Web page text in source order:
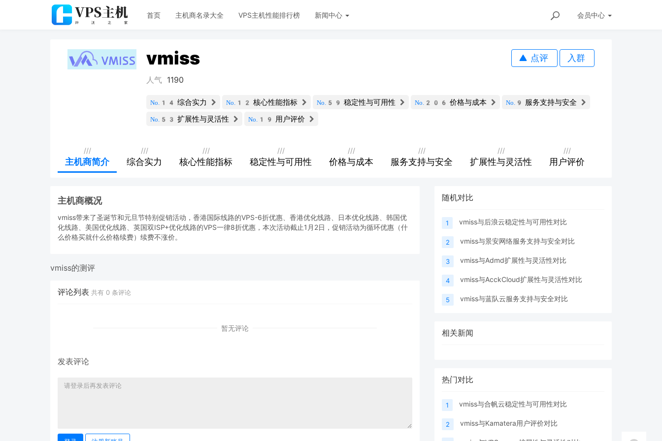
会员中心
首页 主机商名录大全 VPS主机性能排行榜 新闻中心
vmiss 点评 入群
人气 1190
No.14 综合实力 No.12 核心性能指标 No.59 稳定性与可用性 No.206 价格与成本 No.9 服务支持与安全
No.53 扩展性与灵活性 No.19 用户评价
///
主机商简介
///
综合实力
///
核心性能指标
///
稳定性与可用性
///
价格与成本
///
服务支持与安全
///
扩展性与灵活性
///
用户评价
主机商概况
vmiss带来了圣诞节和元旦节特别促销活动，香港国际线路的VPS-6折优惠、香港优化线路、日本优化线路、韩国优
化线路、美国优化线路、英国双ISP+优化线路的VPS一律8折优惠，本次活动截止1月2日，促销活动为循环优惠（什
么价格买就什么价格续费）续费不涨价。
vmiss的测评
评论列表 共有 0 条评论
暂无评论
发表评论
随机对比
1 vmiss与后浪云稳定性与可用性对比
2 vmiss与景安网络服务支持与安全对比
3 vmiss与Admd扩展性与灵活性对比
4 vmiss与AcckCloud扩展性与灵活性对比
5 vmiss与蓝队云服务支持与安全对比
相关新闻
热门对比
1 vmiss与合帆云稳定性与可用性对比
2 vmiss与Kamatera用户评价对比